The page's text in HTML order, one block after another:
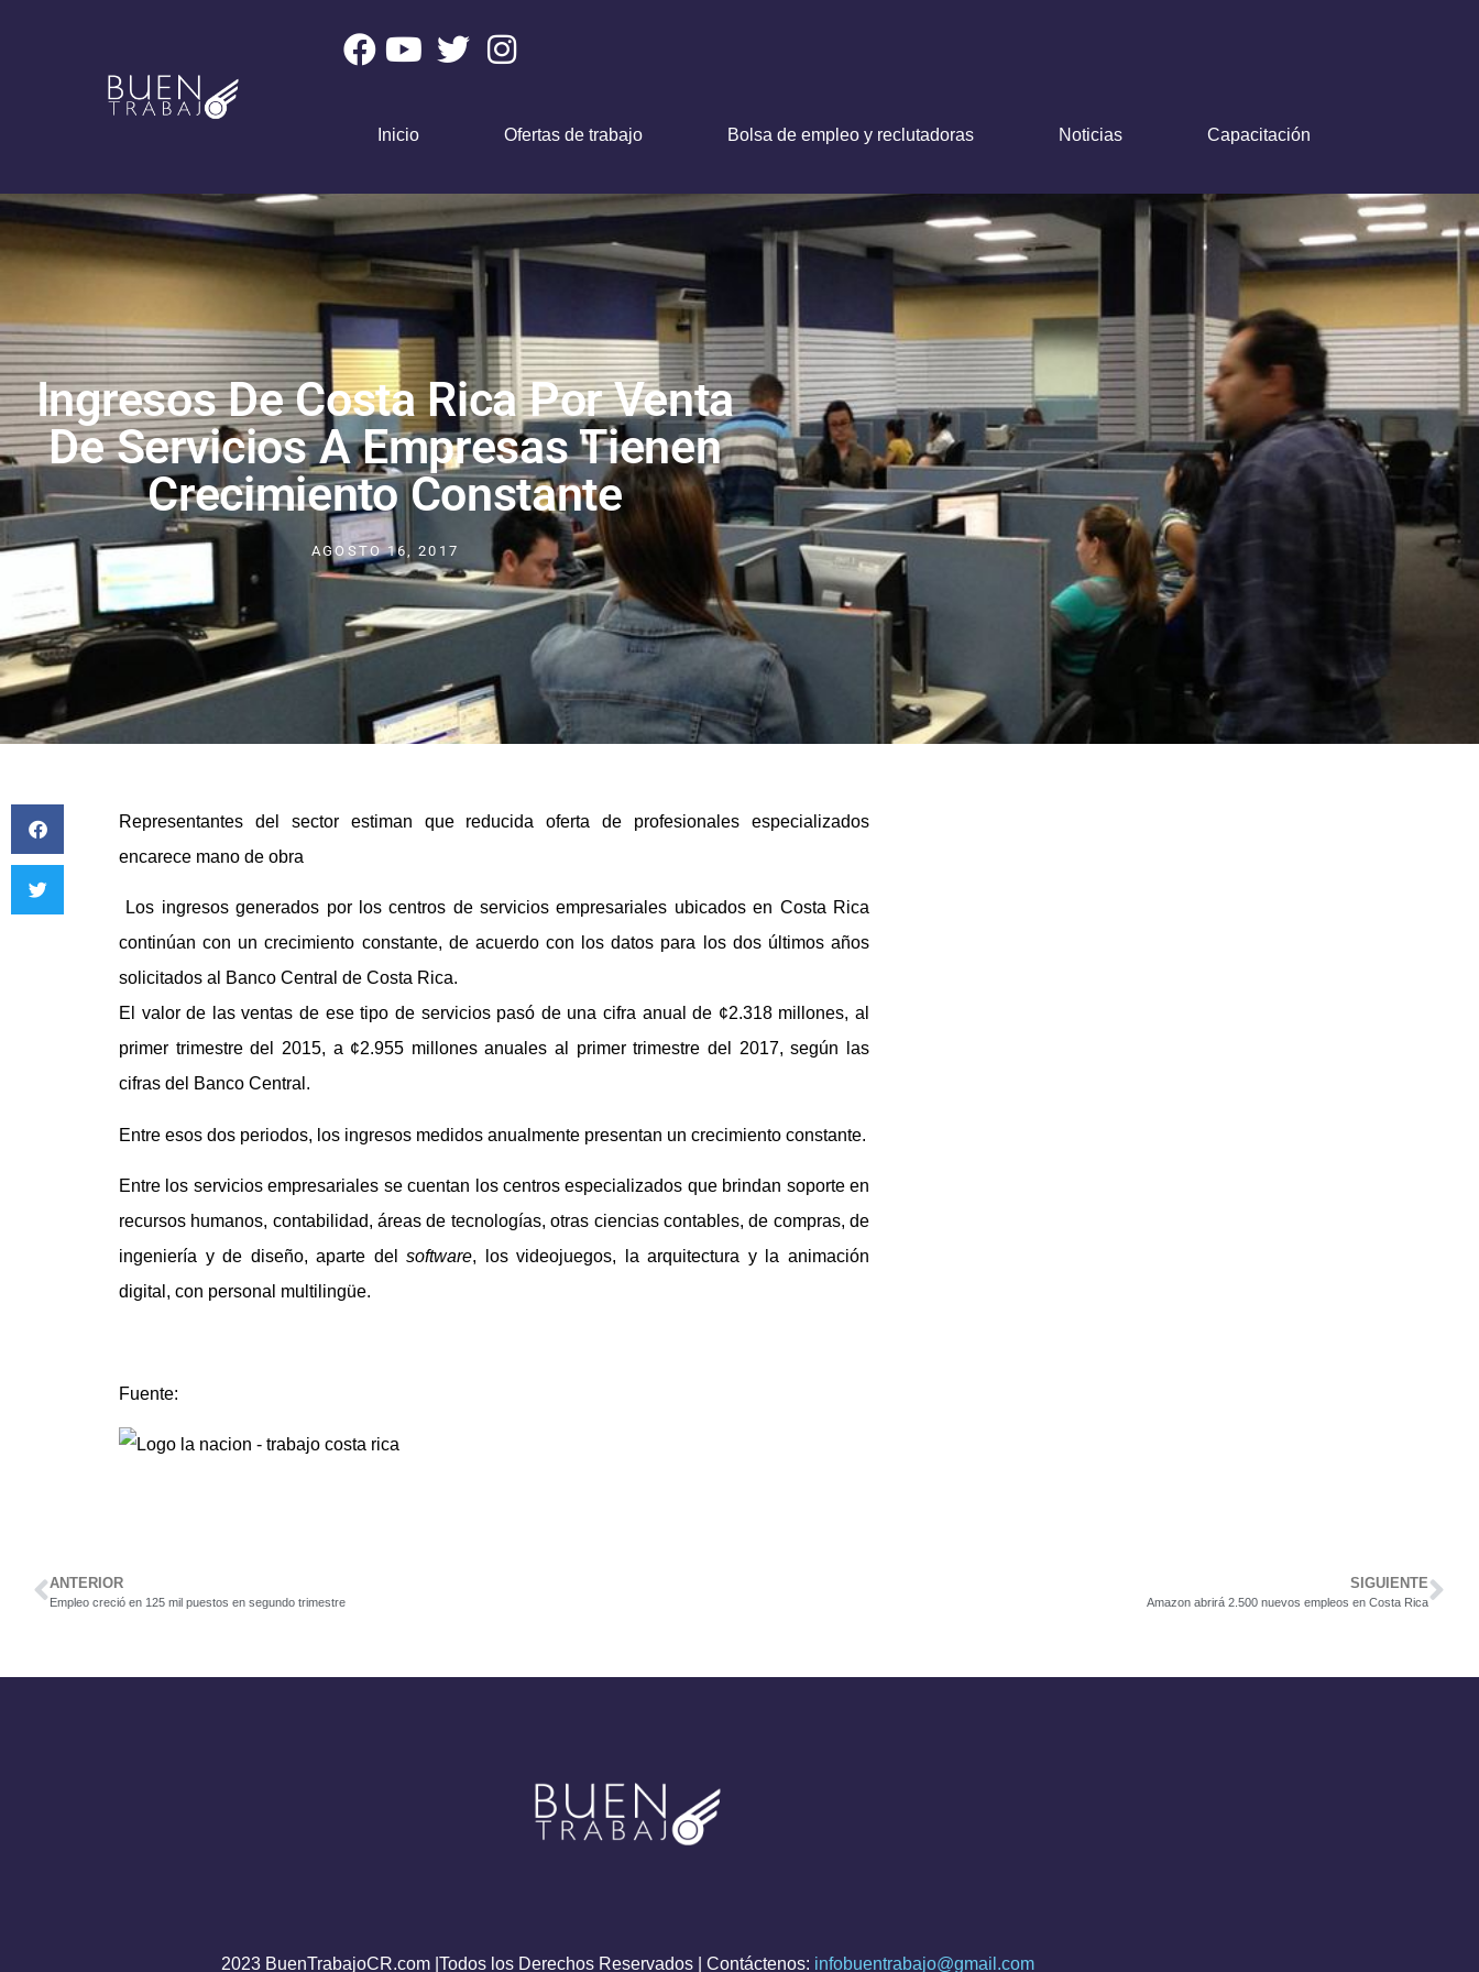
Inicio Ofertas de trabajo Bolsa de empleo y reclutadoras Noticias Capacitación
Ingresos De Costa Rica Por Venta
De Servicios A Empresas Tienen
Crecimiento Constante
AGOSTO 16, 2017
Representantes del sector estiman que reducida oferta de profesionales especializados
encarece mano de obra
Los ingresos generados por los centros de servicios empresariales ubicados en Costa Rica
continúan con un crecimiento constante, de acuerdo con los datos para los dos últimos años
solicitados al Banco Central de Costa Rica.
El valor de las ventas de ese tipo de servicios pasó de una cifra anual de ¢2.318 millones, al
primer trimestre del 2015, a ¢2.955 millones anuales al primer trimestre del 2017, según las
cifras del Banco Central.
Entre esos dos periodos, los ingresos medidos anualmente presentan un crecimiento constante.
Entre los servicios empresariales se cuentan los centros especializados que brindan soporte en
recursos humanos, contabilidad, áreas de tecnologías, otras ciencias contables, de compras, de
ingeniería y de diseño, aparte delsoftware, los videojuegos, la arquitectura y la animación
digital, con personal multilingüe.
Fuente:
ANTERIOR
Empleo creció en 125 mil puestos en segundo trimestre
SIGUIENTE
Amazon abrirá 2.500 nuevos empleos en Costa Rica
2023 BuenTrabajoCR.com |Todos los Derechos Reservados | Contáctenos: infobuentrabajo@gmail.com